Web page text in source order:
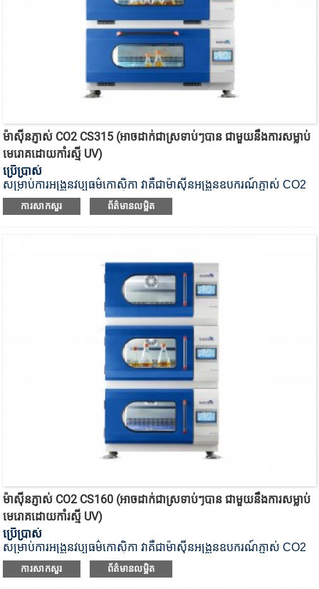
ម៉ាស៊ីន​ភ្ញាស់​ CO2 CS315 (អាច​ដាក់​ជា​ស្រទាប់ៗ​បាន ជាមួយ​នឹង​ការ​សម្លាប់​
មេរោគ​ដោយ​កាំរស្មី UV)
ប្រើប្រាស់
សម្រាប់ការអង្រួនវប្បធម៌កោសិកា វាគឺជាម៉ាស៊ីនអង្រួនឧបករណ៍ភ្ញាស់ CO2
សម្លាប់មេរោគដោយកាំរស្មីយូវី។
ការសាកសួរ ព័ត៌មានលម្អិត
ម៉ាស៊ីន​ភ្ញាស់​ CO2 CS160 (អាច​ដាក់​ជា​ស្រទាប់ៗ​បាន ជាមួយ​នឹង​ការ​សម្លាប់​
មេរោគ​ដោយ​កាំរស្មី UV)
ប្រើប្រាស់
សម្រាប់ការអង្រួនវប្បធម៌កោសិកា វាគឺជាម៉ាស៊ីនអង្រួនឧបករណ៍ភ្ញាស់ CO2
សម្លាប់មេរោគដោយកាំរស្មីយូវី។
ការសាកសួរ ព័ត៌មានលម្អិត